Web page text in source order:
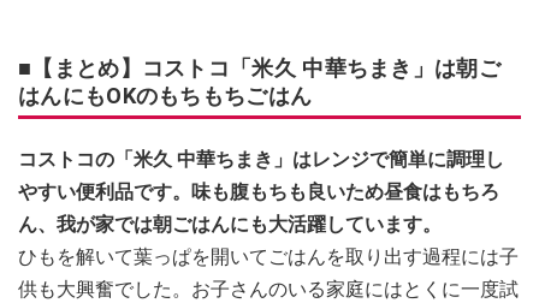
■【まとめ】コストコ「米久 中華ちまき」は朝ご
はんにもOKのもちもちごはん
コストコの「米久 中華ちまき」はレンジで簡単に調理し
やすい便利品です。味も腹もちも良いため昼食はもちろ
ん、我が家では朝ごはんにも大活躍しています。
ひもを解いて葉っぱを開いてごはんを取り出す過程には子
供も大興奮でした。お子さんのいる家庭にはとくに一度試